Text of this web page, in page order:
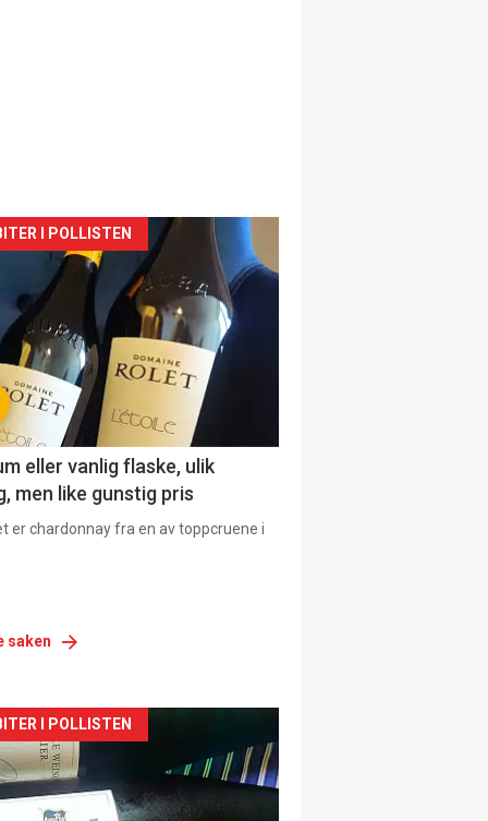
I POLLISTEN
eller vanlig flaske, ulik
men like gunstig pris
er chardonnay fra en av toppcruene i
saken
I POLLISTEN